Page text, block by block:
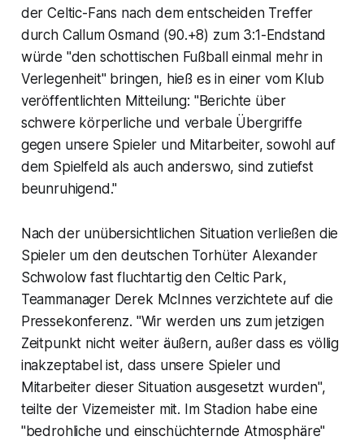
der Celtic-Fans nach dem entscheiden Treffer
durch Callum Osmand (90.+8) zum 3:1-Endstand
würde "den schottischen Fußball einmal mehr in
Verlegenheit" bringen, hieß es in einer vom Klub
veröffentlichten Mitteilung: "Berichte über
schwere körperliche und verbale Übergriffe
gegen unsere Spieler und Mitarbeiter, sowohl auf
dem Spielfeld als auch anderswo, sind zutiefst
beunruhigend."
Nach der unübersichtlichen Situation verließen die
Spieler um den deutschen Torhüter Alexander
Schwolow fast fluchtartig den Celtic Park,
Teammanager Derek McInnes verzichtete auf die
Pressekonferenz. "Wir werden uns zum jetzigen
Zeitpunkt nicht weiter äußern, außer dass es völlig
inakzeptabel ist, dass unsere Spieler und
Mitarbeiter dieser Situation ausgesetzt wurden",
teilte der Vizemeister mit. Im Stadion habe eine
"bedrohliche und einschüchternde Atmosphäre"